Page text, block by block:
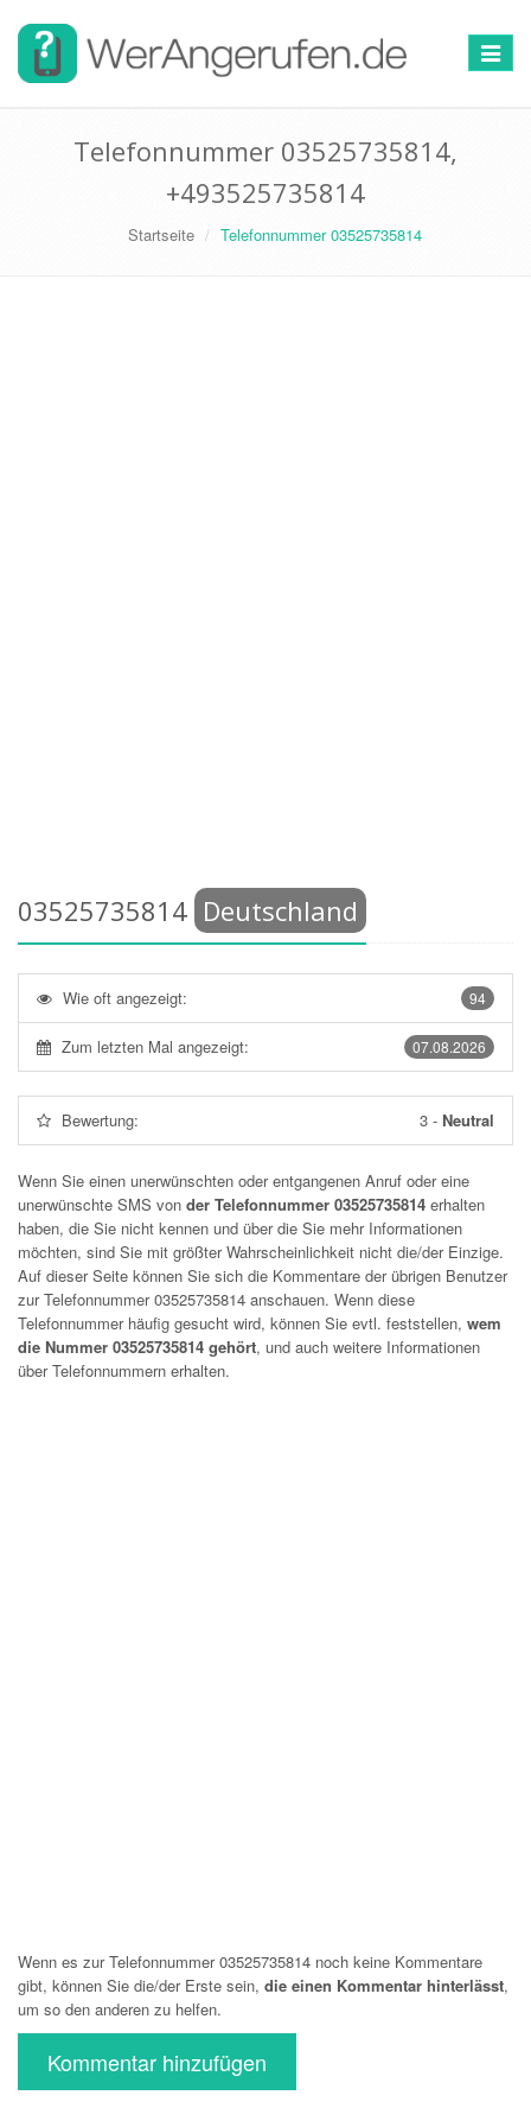
Toggle
Telefonnummer 03525735814,
+493525735814
Startseite Telefonnummer 03525735814
03525735814 Deutschland
94
Wie oft angezeigt:
07.08.2026
Zum letzten Mal angezeigt:
Bewertung: 3 - Neutral
Wenn Sie einen unerwünschten oder entgangenen Anruf oder eine
unerwünschte SMS von der Telefonnummer 03525735814 erhalten
haben, die Sie nicht kennen und über die Sie mehr Informationen
möchten, sind Sie mit größter Wahrscheinlichkeit nicht die/der Einzige.
Auf dieser Seite können Sie sich die Kommentare der übrigen Benutzer
zur Telefonnummer03525735814 anschauen. Wenn diese
Telefonnummer häufig gesucht wird, können Sie evtl. feststellen, wem
die Nummer 03525735814 gehört, und auch weitere Informationen
über Telefonnummern erhalten.
Wenn es zur Telefonnummer 03525735814 noch keine Kommentare
gibt, können Sie die/der Erste sein, die einen Kommentar hinterlässt,
um so den anderen zu helfen.
Kommentar hinzufügen